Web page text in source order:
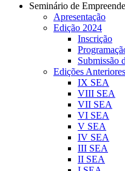
Seminário de
Apresentação
Edição 2024
Inscrição
Submissão
Edições Anteriores
IX SEA
VIII SEA
VII SEA
VI SEA
V SEA
IV SEA
III SEA
II SEA